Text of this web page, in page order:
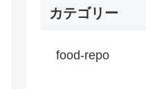
カテゴリー
food-repo